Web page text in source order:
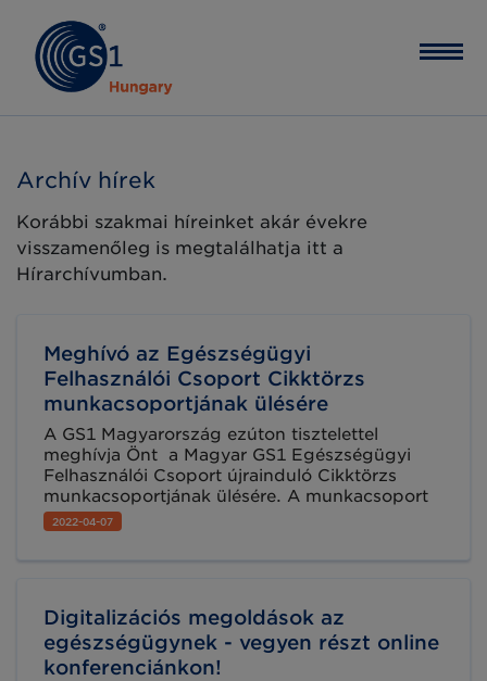
Archív hírek
Korábbi szakmai híreinket akár évekre
visszamenőleg is megtalálhatja itt a
Hírarchívumban.
Meghívó az Egészségügyi
Felhasználói Csoport Cikktörzs
munkacsoportjának ülésére
A GS1 Magyarország ezúton tisztelettel
meghívja Önt a Magyar GS1 Egészségügyi
Felhasználói Csoport újrainduló Cikktörzs
munkacsoportjának ülésére. A munkacsoport
célja az egységes cikktörzs alkalmazási
területeinek összegyűjtése, a kórházi és
viszonyának és a benne rejlő lehetőségeinek
vizsgálata és minderről egy közös iparági
állásfoglalás kialakítása.
2022-04-07
Digitalizációs megoldások az
egészségügynek - vegyen részt online
konferenciánkon!